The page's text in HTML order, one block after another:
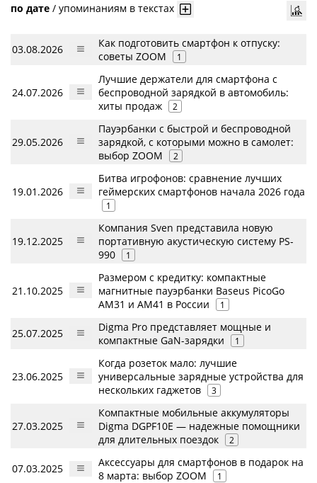
по дате / упоминаниям в текстах
03.08.2026
Как подготовить смартфон к отпуску:
советы ZOOM
1
24.07.2026
Лучшие держатели для смартфона с
беспроводной зарядкой в автомобиль:
хиты продаж
2
29.05.2026
Пауэрбанки с быстрой и беспроводной
зарядкой, с которыми можно в самолет:
выбор ZOOM
2
19.01.2026
Битва игрофонов: сравнение лучших
геймерских смартфонов начала 2026 года
1
19.12.2025
Компания Sven представила новую
портативную акустическую систему PS-
990
1
21.10.2025
Размером с кредитку: компактные
магнитные пауэрбанки Baseus PicoGo
AM31 и AM41 в России
1
25.07.2025
Digma Pro представляет мощные и
компактные GaN-зарядки
1
23.06.2025
Когда розеток мало: лучшие
универсальные зарядные устройства для
нескольких гаджетов
3
27.03.2025
Компактные мобильные аккумуляторы
Digma DGPF10E — надежные помощники
для длительных поездок
2
07.03.2025
Аксессуары для смартфонов в подарок на
8 марта: выбор ZOOM
1